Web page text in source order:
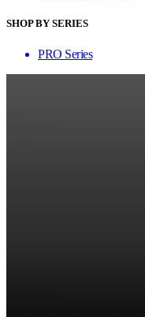
SHOP BY SERIES
PRO Series